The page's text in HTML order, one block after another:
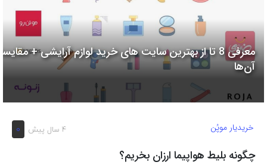
لینک
معرفی 8 تا از بهترین سایت های خرید لوازم آرایشی +
آن‌ها
4 سال پیش 0 خریدیار موپُن
چگونه بلیط هواپیما ارزان بخریم؟